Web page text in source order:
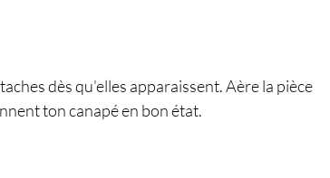
dès qu’elles apparaissent. Aère la pièce
ton canapé en bon état.